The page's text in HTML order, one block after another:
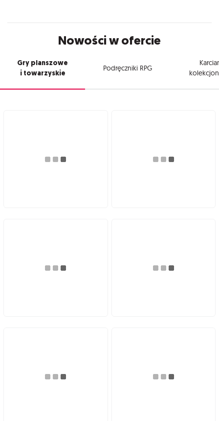
Nowości w ofercie
Gry planszowe
i towarzyskie
Podręczniki RPG